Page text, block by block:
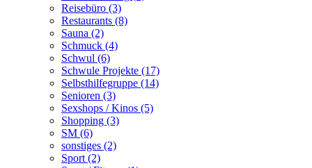
Reisebüro (3)
Restaurants (8)
Sauna (2)
Schmuck (4)
Schwul (6)
Schwule Projekte (17)
Selbsthilfegruppe (14)
Senioren (3)
Sexshops / Kinos (5)
Shopping (3)
SM (6)
sonstiges (2)
Sport (2)